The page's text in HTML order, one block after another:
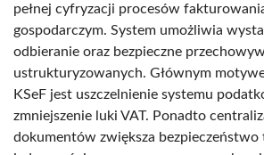
pełnej cyfryzacji procesów
gospodarczym. System umożliwia
odbieranie oraz bezpieczne
ustrukturyzowanych. Głównym
KSeF jest uszczelnienie systemu
zmniejszenie luki VAT. Ponadto
dokumentów zwiększa bezpieczeństwo